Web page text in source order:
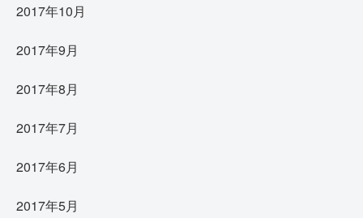
2017年10月
2017年9月
2017年8月
2017年7月
2017年6月
2017年5月